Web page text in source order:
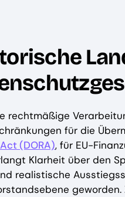
rechtmäßige
für die
(DORA), für EU-
Klarheit über den
realistische